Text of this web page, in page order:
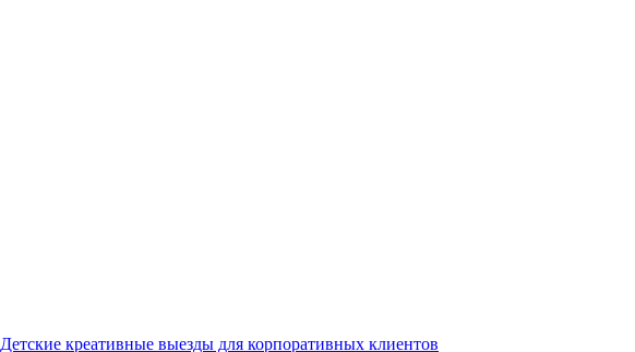
Детские креативные выезды для корпоративных клиентов